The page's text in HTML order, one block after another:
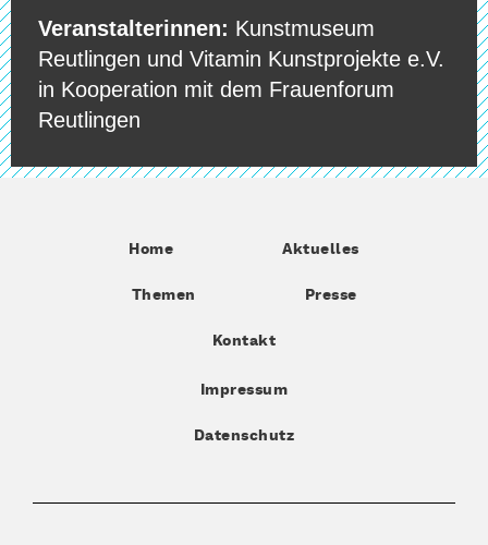
Veranstalterinnen: Kunstmuseum
Reutlingen und Vitamin Kunstprojekte e.V.
in Kooperation mit dem Frauenforum
Reutlingen
Home Aktuelles
Themen Presse
Kontakt
Impressum
Datenschutz